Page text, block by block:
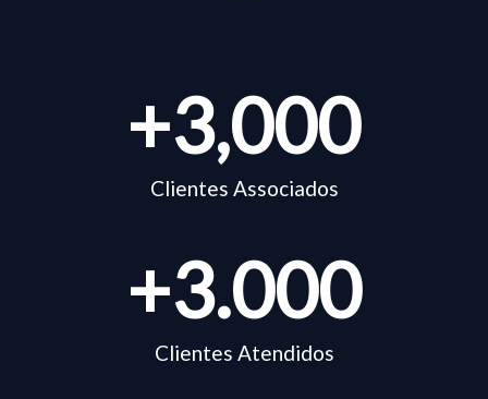
Clientes Associados
+3,000
Clientes Atendidos
+3.000